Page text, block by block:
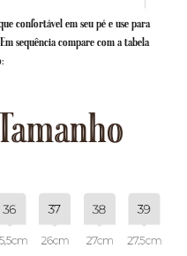
confortável em seu pé e use para
sequência compare com a tabela